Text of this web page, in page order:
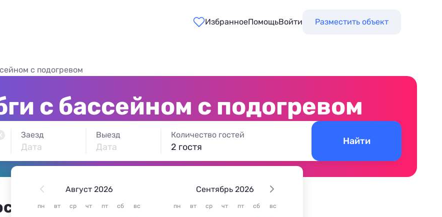
ИзбранноеПомощьВойти Разместить объект
с подогревом
с бассейном с подогревом
Заезд
Дата
Выезд
Дата
Август 2026
пн вт ср чт пт сб вс
Сентябрь 2026
пн вт ср чт пт сб вс
Количество гостей
2 гостя
Найти
в Джубге